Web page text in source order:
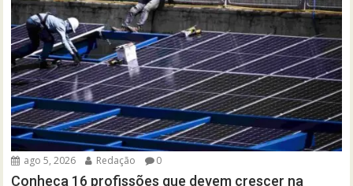
ago 5, 2026 Redação 0
Conheça 16 profissões que devem crescer na